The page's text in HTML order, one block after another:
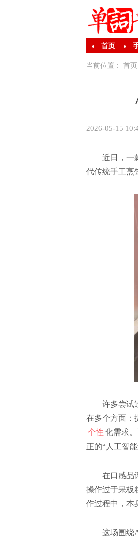
首页
当前位置： 首页
2026-05-15
近日，一
代传统手工烹
许多尝试过
在多个方面：
个性 化需求
正的“人工智
在口感品
操作过于呆板
作过程中，本
这场围绕AI